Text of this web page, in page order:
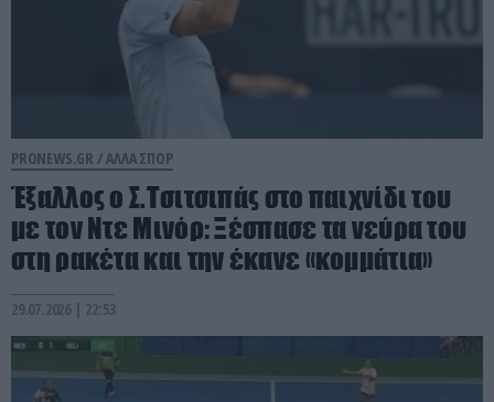
PRONEWS.GR /ΑΛΛΑ ΣΠΟΡ
Έξαλλος ο Σ.Τσιτσιπάς στο παιχνίδι του
με τον Ντε Μινόρ: Ξέσπασε τα νεύρα του
στη ρακέτα και την έκανε «κομμάτια»
29.07.2026 | 22:53